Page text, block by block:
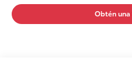
Obtén